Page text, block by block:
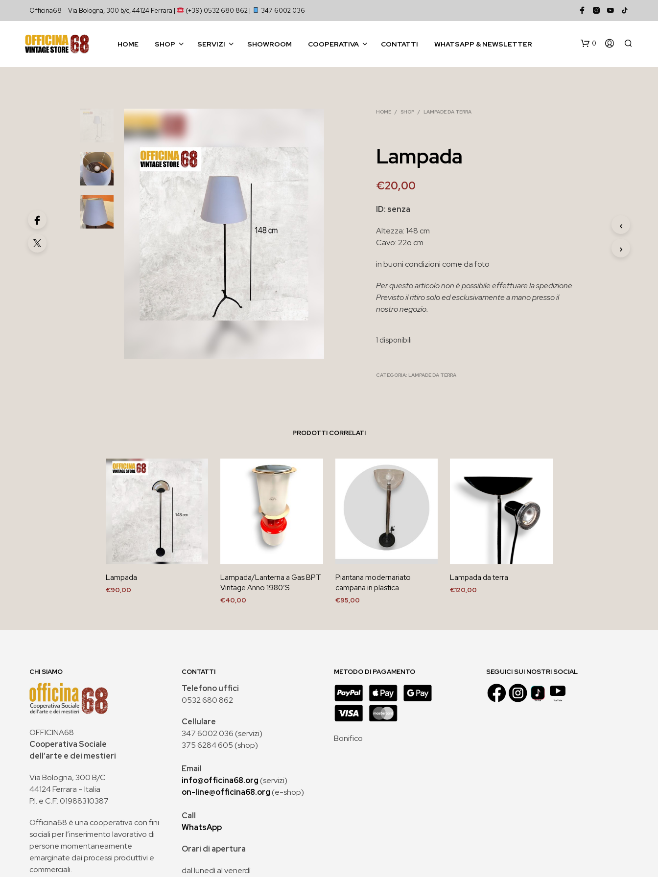
Officina68 – Via Bologna, 300 b/c, 44124 Ferrara | (+39) 0532 680 862 | 347 6002 036
HOME SHOP SERVIZI SHOWROOM COOPERATIVA CONTATTI WHATSAPP & NEWSLETTER 0
HOME / SHOP / LAMPADE DA TERRA
Lampada
€20,00
ID: senza
Altezza: 148 cm
Cavo: 22o cm
in buoni condizioni come da foto
Per questo articolo non è possibile effettuare la spedizione.
Previsto il ritiro solo ed esclusivamente a mano presso il
nostro negozio.
1 disponibili
CATEGORIA: LAMPADE DA TERRA
PRODOTTI CORRELATI
Lampada
€90,00
Lampada/Lanterna a Gas BPT
Vintage Anno 1980’S
€40,00
Piantana modernariato
campana in plastica
€95,00
Lampada da terra
€120,00
CHI SIAMO
OFFICINA68
Cooperativa Sociale
dell’arte e dei mestieri
Via Bologna, 300 B/C
44124 Ferrara – Italia
P.I. e C.F.: 01988310387
Officina68 è una cooperativa con fini
sociali per l’inserimento lavorativo di
persone momentaneamente
emarginate dai processi produttivi e
commerciali.
CONTATTI
Telefono uffici
0532 680 862
Cellulare
347 6002 036 (servizi)
375 6284 605 (shop)
Email
info@officina68.org(servizi)
on-line@officina68.org(e-shop)
Call
WhatsApp
Orari di apertura
dal lunedì al venerdì
METODO DI PAGAMENTO
Bonifico
SEGUICI SUI NOSTRI SOCIAL